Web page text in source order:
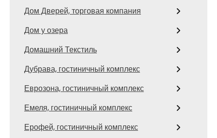
Дом Дверей, торговая компания
Дом у озера
Домашний Текстиль
Дубрава, гостиничный комплекс
Еврозона, гостиничный комплекс
Емеля, гостиничный комплекс
Ерофей, гостиничный комплекс